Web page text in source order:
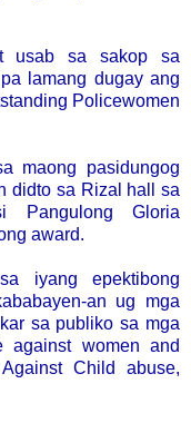
usab sa sakop sa
lamang dugay ang
Policewomen
maong pasidungog
didto sa Rizal hall sa
Pangulong Gloria
award.
iyang epektibong
an ug mga
sa publiko sa mga
against women and
Child abuse,